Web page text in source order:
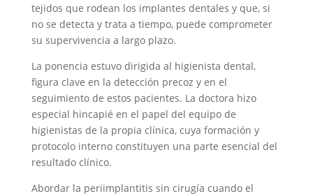
tejidos que rodean los implantes dentales y que, si
no se detecta y trata a tiempo, puede comprometer
su supervivencia a largo plazo.
La ponencia estuvo dirigida al higienista dental,
figura clave en la detección precoz y en el
seguimiento de estos pacientes. La doctora hizo
especial hincapié en el papel del equipo de
higienistas de la propia clínica, cuya formación y
protocolo interno constituyen una parte esencial del
resultado clínico.
Abordar la periimplantitis sin cirugía cuando el